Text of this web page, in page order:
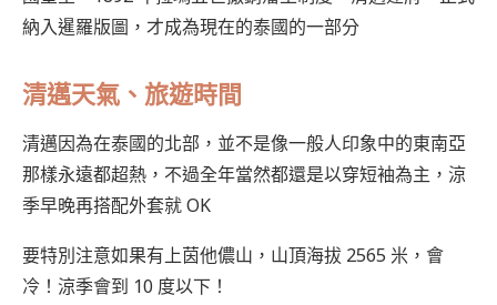
納入暹羅版圖，才成為現在的泰國的一部分
清邁天氣、旅遊時間
清邁因為在泰國的北部，並不是像一般人印象中的東南亞
那樣永遠都超熱，不過全年當然都還是以穿短袖為主，涼
季早晚再搭配外套就 OK
要特別注意如果有上茵他儂山，山頂海拔 2565 米，會
冷！涼季會到 10 度以下！